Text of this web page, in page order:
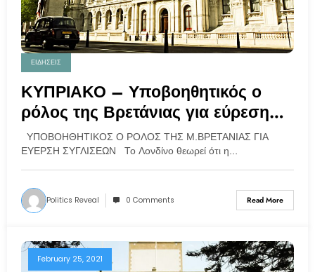
ΕΙΔΗΣΕΙΣ
ΚΥΠΡΙΑΚΟ – Υποβοηθητικός ο
ρόλος της Βρετάνιας για εύρεση
συγκλίσεων
ΥΠΟΒΟΗΘΗΤΙΚΟΣ Ο ΡΟΛΟΣ ΤΗΣ Μ.ΒΡΕΤΑΝΙΑΣ ΓΙΑ
ΕΥΕΡΣΗ ΣΥΓΛΙΣΕΩΝ Το Λονδίνο θεωρεί ότι η…
Politics Reveal 0 Comments Read More
February 25, 2021